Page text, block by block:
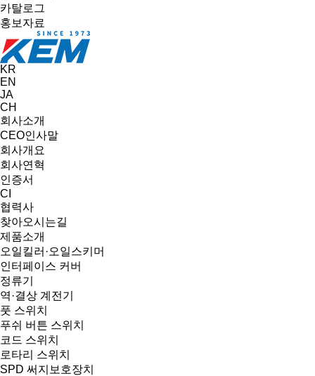
카탈로그
홍보자료
KR
EN
JA
CH
회사소개
CEO인사말
회사개요
회사연혁
인증서
CI
협력사
찾아오시는길
제품소개
오일킬러·오일스키머
인터페이스 커버
정류기
역·결상 계전기
풋 스위치
푸쉬 버튼 스위치
코드 스위치
로타리 스위치
SPD 써지보호장치